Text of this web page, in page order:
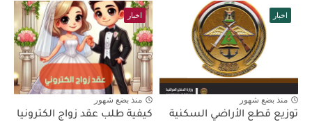
اخبار
منذ بضع شهور
توزيع قطع الأراضي السكنية
اخبار
منذ بضع شهور
كيفية طلب عقد زواج الكترونيا